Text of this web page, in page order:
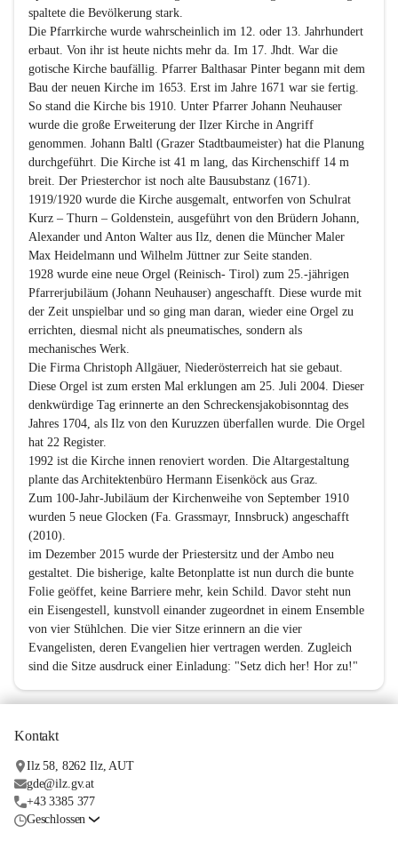
spaltete die Bevölkerung stark.
Die Pfarrkirche wurde wahrscheinlich im 12. oder 13. Jahrhundert
erbaut. Von ihr ist heute nichts mehr da. Im 17. Jhdt. War die
gotische Kirche baufällig. Pfarrer Balthasar Pinter begann mit dem
Bau der neuen Kirche im 1653. Erst im Jahre 1671 war sie fertig.
So stand die Kirche bis 1910. Unter Pfarrer Johann Neuhauser
wurde die große Erweiterung der Ilzer Kirche in Angriff
genommen. Johann Baltl (Grazer Stadtbaumeister) hat die Planung
durchgeführt. Die Kirche ist 41 m lang, das Kirchenschiff 14 m
breit. Der Priesterchor ist noch alte Bausubstanz (1671).
1919/1920 wurde die Kirche ausgemalt, entworfen von Schulrat
Kurz – Thurn – Goldenstein, ausgeführt von den Brüdern Johann,
Alexander und Anton Walter aus Ilz, denen die Müncher Maler
Max Heidelmann und Wilhelm Jüttner zur Seite standen.
1928 wurde eine neue Orgel (Reinisch- Tirol) zum 25.-jährigen
Pfarrerjubiläum (Johann Neuhauser) angeschafft. Diese wurde mit
der Zeit unspielbar und so ging man daran, wieder eine Orgel zu
errichten, diesmal nicht als pneumatisches, sondern als
mechanisches Werk.
Die Firma Christoph Allgäuer, Niederösterreich hat sie gebaut.
Diese Orgel ist zum ersten Mal erklungen am 25. Juli 2004. Dieser
denkwürdige Tag erinnerte an den Schreckensjakobisonntag des
Jahres 1704, als Ilz von den Kuruzzen überfallen wurde. Die Orgel
hat 22 Register.
1992 ist die Kirche innen renoviert worden. Die Altargestaltung
plante das Architektenbüro Hermann Eisenköck aus Graz.
Zum 100-Jahr-Jubiläum der Kirchenweihe von September 1910
wurden 5 neue Glocken (Fa. Grassmayr, Innsbruck) angeschafft
(2010).
im Dezember 2015 wurde der Priestersitz und der Ambo neu
gestaltet. Die bisherige, kalte Betonplatte ist nun durch die bunte
Folie geöffet, keine Barriere mehr, kein Schild. Davor steht nun
ein Eisengestell, kunstvoll einander zugeordnet in einem Ensemble
von vier Stühlchen. Die vier Sitze erinnern an die vier
Evangelisten, deren Evangelien hier vertragen werden. Zugleich
sind die Sitze ausdruck einer Einladung: "Setz dich her! Hor zu!"
Kontakt
Ilz 58, 8262 Ilz, AUT
gde@ilz.gv.at
+43 3385 377
Geschlossen